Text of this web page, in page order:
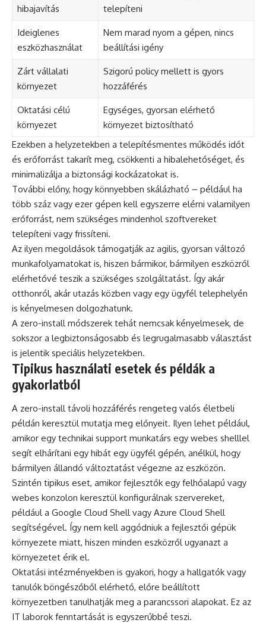
hibajavítás
telepíteni
Ideiglenes
eszközhasználat
Nem marad nyom a gépen, nincs
beállítási igény
Zárt vállalati
környezet
Szigorú policy mellett is gyors
hozzáférés
Oktatási célú
környezet
Egységes, gyorsan elérhető
környezet biztosítható
Ezekben a helyzetekben a telepítésmentes működés időt
és erőforrást takarít meg, csökkenti a hibalehetőséget, és
minimalizálja a biztonsági kockázatokat is.
További előny, hogy könnyebben skálázható – például ha
több száz vagy ezer gépen kell egyszerre elérni valamilyen
erőforrást, nem szükséges mindenhol szoftvereket
telepíteni vagy frissíteni.
Az ilyen megoldások támogatják az agilis, gyorsan változó
munkafolyamatokat is, hiszen bármikor, bármilyen eszközről
elérhetővé teszik a szükséges szolgáltatást. Így akár
otthonról, akár utazás közben vagy egy ügyfél telephelyén
is kényelmesen dolgozhatunk.
A zero-install módszerek tehát nemcsak kényelmesek, de
sokszor a legbiztonságosabb és legrugalmasabb választást
is jelentik speciális helyzetekben.
Tipikus használati esetek és példák a
gyakorlatból
A zero-install távoli hozzáférés rengeteg valós életbeli
példán keresztül mutatja meg előnyeit. Ilyen lehet például,
amikor egy technikai support munkatárs egy webes shelllel
segít elhárítani egy hibát egy ügyfél gépén, anélkül, hogy
bármilyen állandó változtatást végezne az eszközön.
Szintén tipikus eset, amikor fejlesztők egy felhőalapú vagy
webes konzolon keresztül konfigurálnak szervereket,
például a Google Cloud Shell vagy Azure Cloud Shell
segítségével. Így nem kell aggódniuk a fejlesztői gépük
környezete miatt, hiszen minden eszközről ugyanazt a
környezetet érik el.
Oktatási intézményekben is gyakori, hogy a hallgatók vagy
tanulók böngészőből elérhető, előre beállított
környezetben tanulhatják meg a parancssori alapokat. Ez az
IT laborok fenntartását is egyszerűbbé teszi.